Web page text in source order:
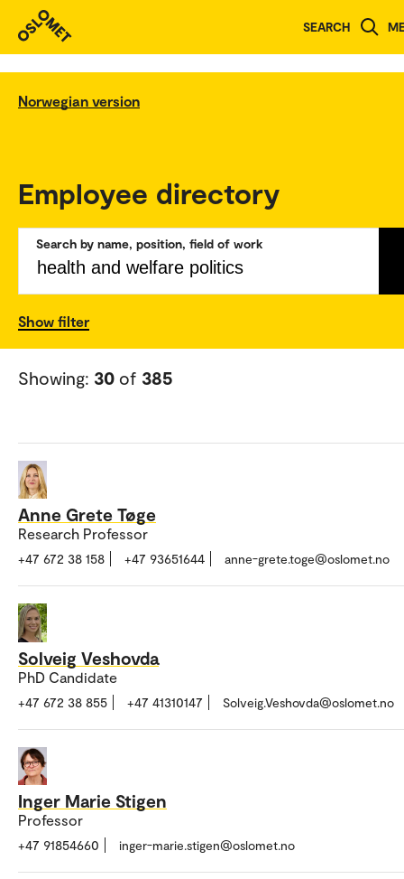
SEARCH
Norwegian version
Employee directory
Search by name, position, field of work
Show filter
Showing: 30 of 385
Anne Grete Tøge
Research Professor
+47 672 38 158 +47 93651644 anne-grete.toge@oslomet.no
Solveig Veshovda
PhD Candidate
+47 672 38 855 +47 41310147 Solveig.Veshovda@oslomet.no
Inger Marie Stigen
Professor
+47 91854660 inger-marie.stigen@oslomet.no